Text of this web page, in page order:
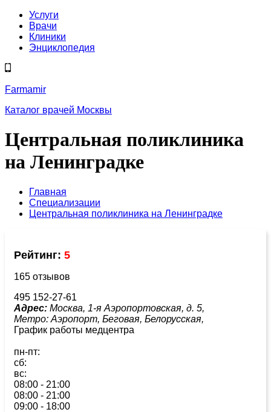
Услуги
Врачи
Клиники
Энциклопедия
Farmamir
Каталог врачей Москвы
Центральная поликлиника
на Ленинградке
Главная
Специализации
Центральная поликлиника на Ленинградке
Рейтинг: 5
165 отзывов
495 152-27-61
Адрес: Москва, 1-я Аэропортовская, д. 5,
Метро: Аэропорт, Беговая, Белорусская,
График работы медцентра
пн-пт:
сб:
вс:
08:00 - 21:00
08:00 - 21:00
09:00 - 18:00